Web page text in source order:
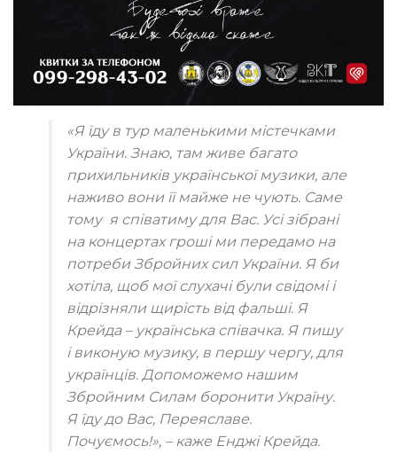
«Я їду в тур маленькими містечками
України. Знаю, там живе багато
прихильників української музики, але
наживо вони її майже не чують. Саме
тому я співатиму для Вас. Усі зібрані
на концертах гроші ми передамо на
потреби Збройних сил України. Я би
хотіла, щоб мої слухачі були свідомі і
відрізняли щирість від фальші. Я
Крейда – українська співачка. Я пишу
і виконую музику, в першу чергу, для
українців. Допоможемо нашим
Збройним Силам боронити Україну.
Я їду до Вас, Переяславе.
Почуємось!», – каже Енджі Крейда.